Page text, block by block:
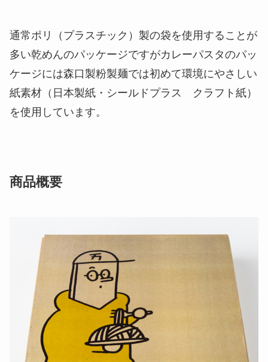
通常ポリ（プラスチック）製の袋を使用することが
多い乾めんのパッケージですがカレーパスタのパッ
ケージには森口製粉製麺では初めて環境にやさしい
紙素材（日本製紙・シールドプラス クラフト紙）
を使用しています。
商品概要